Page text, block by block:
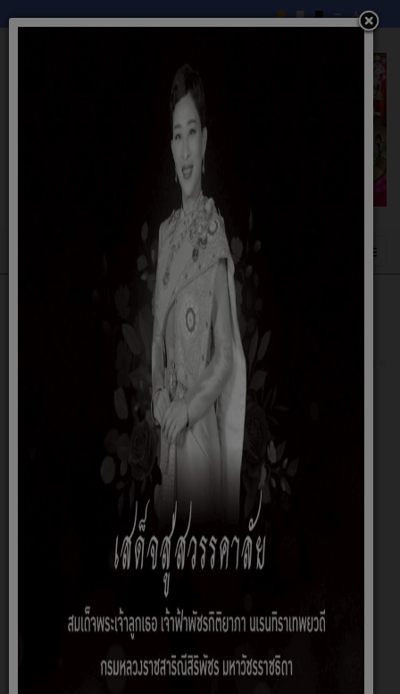
ประกาศ รายชื่อผู้สอบคัดเลือกได้และการขึ้น
บัญชีผู้สอบคัดเลือกได้ (นักทรัพยากรบุคคล)
15 กันยายน 2568